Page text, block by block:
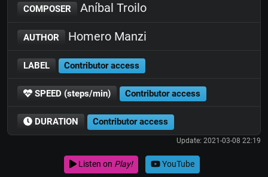
COMPOSER Aníbal Troilo
AUTHOR Homero Manzi
LABEL Contributor access
SPEED (steps/min) Contributor access
DURATION Contributor access
Update: 2021-03-08 22:19
Listen on Play! YouTube